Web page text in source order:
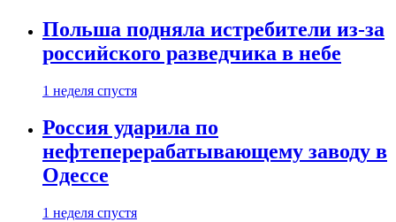
Польша подняла истребители из-за
российского разведчика в небе
1 неделя спустя
Россия ударила по
нефтеперерабатывающему заводу в
Одессе
1 неделя спустя